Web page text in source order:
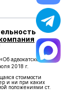
адвокатской
2018 г.
стоимости
и ни при каких
положениями ст.